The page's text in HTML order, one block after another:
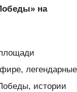
на
легендарные
истории